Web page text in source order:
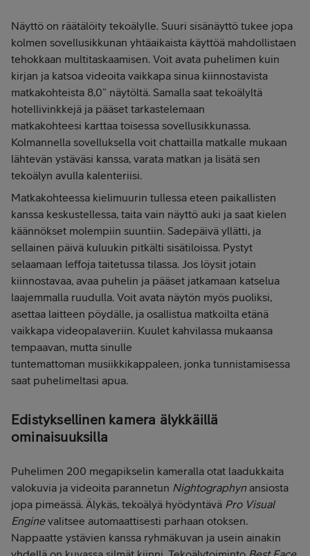
Näyttö on räätälöity tekoälylle. Suuri sisänäyttö tukee jopa
kolmen sovellusikkunan yhtäaikaista käyttöä mahdollistaen
tehokkaan multitaskaamisen. Voit avata puhelimen kuin
kirjan ja katsoa videoita vaikkapa sinua kiinnostavista
matkakohteista 8,0” näytöltä. Samalla saat tekoälyltä
hotellivinkkejä ja pääset tarkastelemaan
matkakohteesi karttaa toisessa sovellusikkunassa.
Kolmannella sovelluksella voit chattailla matkalle mukaan
lähtevän ystäväsi kanssa, varata matkan ja lisätä sen
tekoälyn avulla kalenteriisi.
Matkakohteessa kielimuurin tullessa eteen paikallisten
kanssa keskustellessa, taita vain näyttö auki ja saat kielen
käännökset molempiin suuntiin. Sadepäivä yllätti, ja
sellainen päivä kuluukin pitkälti sisätiloissa. Pystyt
selaamaan leffoja taitetussa tilassa. Jos löysit jotain
kiinnostavaa, avaa puhelin ja pääset jatkamaan katselua
laajemmalla ruudulla. Voit avata näytön myös puoliksi,
asettaa laitteen pöydälle, ja osallistua matkoilta etänä
vaikkapa videopalaveriin. Kuulet kahvilassa mukaansa
tempaavan, mutta sinulle
tuntemattoman musiikkikappaleen, jonka tunnistamisessa
saat puhelimeltasi apua.
Edistyksellinen kamera älykkäillä
ominaisuuksilla
Puhelimen 200 megapikselin kameralla otat laadukkaita
valokuvia ja videoita parannetun Nightographynansiosta
jopa pimeässä. Älykäs, tekoälyä hyödyntävä Pro Visual
Enginevalitsee automaattisesti parhaan otoksen.
Nappaatte ystävien kanssa ryhmäkuvan ja usein ainakin